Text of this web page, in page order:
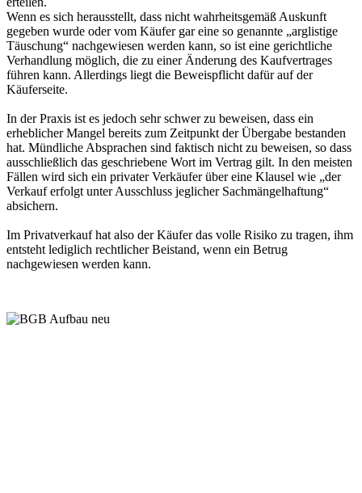
Wenn es sich herausstellt, dass nicht wahrheitsgemäß Auskunft
gegeben wurde oder vom Käufer gar eine so genannte „arglistige
Täuschung“ nachgewiesen werden kann, so ist eine gerichtliche
Verhandlung möglich, die zu einer Änderung des Kaufvertrages
führen kann. Allerdings liegt die Beweispflicht dafür auf der
Käuferseite.
In der Praxis ist es jedoch sehr schwer zu beweisen, dass ein
erheblicher Mangel bereits zum Zeitpunkt der Übergabe bestanden
hat. Mündliche Absprachen sind faktisch nicht zu beweisen, so dass
ausschließlich das geschriebene Wort im Vertrag gilt. In den meisten
Fällen wird sich ein privater Verkäufer über eine Klausel wie „der
Verkauf erfolgt unter Ausschluss jeglicher Sachmängelhaftung“
absichern.
Im Privatverkauf hat also der Käufer das volle Risiko zu tragen, ihm
entsteht lediglich rechtlicher Beistand, wenn ein Betrug
nachgewiesen werden kann.